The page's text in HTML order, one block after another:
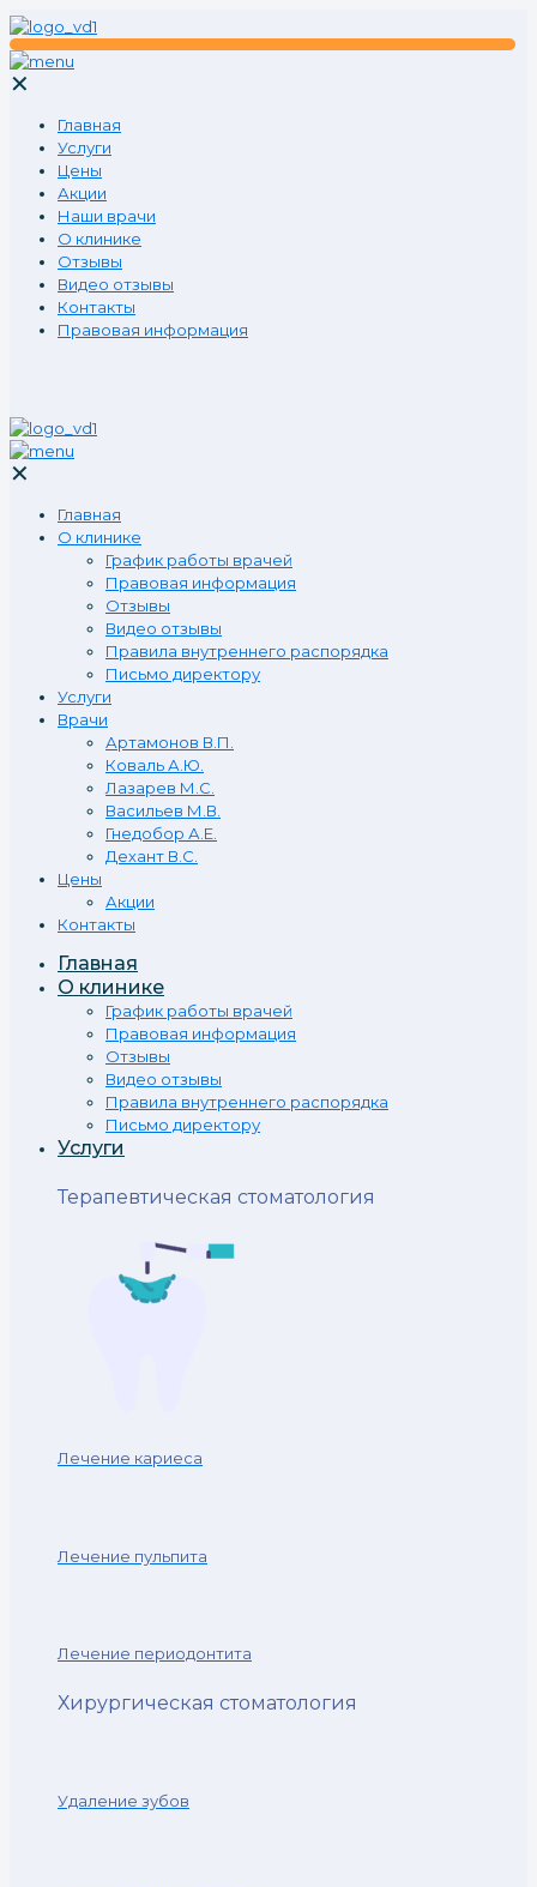
✕
Главная
Услуги
Цены
Акции
Наши врачи
О клинике
Отзывы
Видео отзывы
Контакты
Правовая информация
✕
Главная
О клинике
График работы врачей
Правовая информация
Отзывы
Видео отзывы
Правила внутреннего распорядка
Письмо директору
Услуги
Врачи
Артамонов В.П.
Коваль А.Ю.
Лазарев М.С.
Васильев М.В.
Гнедобор А.Е.
Дехант В.С.
Цены
Акции
Контакты
Главная
О клинике
График работы врачей
Правовая информация
Отзывы
Видео отзывы
Правила внутреннего распорядка
Письмо директору
Услуги
Терапевтическая стоматология
Лечение кариеса
Лечение пульпита
Лечение периодонтита
Хирургическая стоматология
Удаление зубов